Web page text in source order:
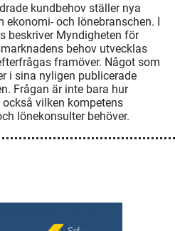
kundbehov ställer nya
ekonomi- och lönebranschen. I
beskriver Myndigheten för
behov utvecklas
framöver. Något som
i sina nyligen publicerade
Frågan är inte bara hur
vilken kompetens
lönekonsulter behöver.